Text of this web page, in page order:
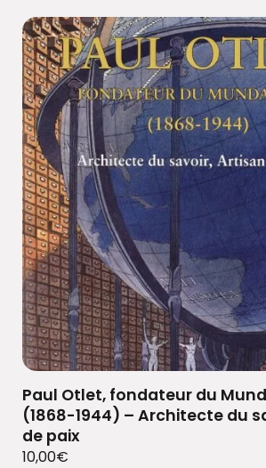
Paul Otlet, fondateur du
(1868-1944) – Architecte du
de paix
10,00€